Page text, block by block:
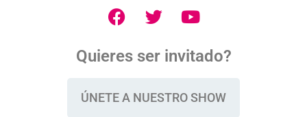
Quieres ser invitado?
ÚNETE A NUESTRO SHOW